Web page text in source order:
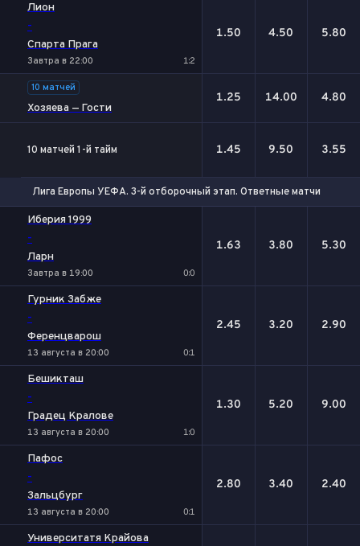
Лион
-
Спарта Прага
Завтра в 22:00 1:2
1.50 4.50 5.80
10 матчей
Хозяева — Гости
1.25 14.00 4.80
10 матчей 1-й тайм 1.45 9.50 3.55
Лига Европы УЕФА. 3-й отборочный этап. Ответные матчи
Иберия 1999
-
Ларн
Завтра в 19:00 0:0
1.63 3.80 5.30
Гурник Забже
-
Ференцварош
13 августа в 20:00 0:1
2.45 3.20 2.90
Бешикташ
-
Градец Кралове
13 августа в 20:00 1:0
1.30 5.20 9.00
Пафос
-
Зальцбург
13 августа в 20:00 0:1
2.80 3.40 2.40
Университатя Крайова